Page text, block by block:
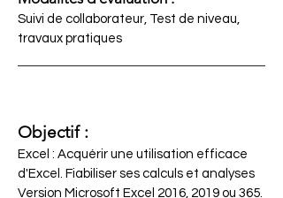
Suivi de collaborateur, Test de niveau,
travaux pratiques
Objectif :
Excel : Acquérir une utilisation efficace
d'Excel. Fiabiliser ses calculs et analyses
Version Microsoft Excel 2016, 2019 ou 365.